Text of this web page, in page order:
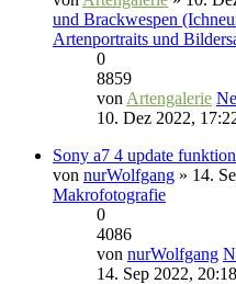
und Brackwespen
Artenportraits und
0
8859
von Artengalerie
10. Dez 2022,
Sony a7 4 update
von nurWolfgang » 14.
Makrofotografie
0
4086
von nurWolfgang
14. Sep 2022, 20:18